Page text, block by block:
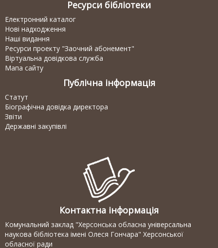
Ресурси бібліотеки
Електронний каталог
Нові надходження
Наші видання
Ресурси проекту "Заочний абонемент"
Віртуальна довідкова служба
Мапа сайту
Публічна інформація
Статут
Біографічна довідка директора
Звіти
Державні закупівлі
Контактна інформація
Комунальний заклад "Херсонська обласна універсальна
наукова бібліотека імені Олеся Гончара" Херсонської
обласної ради